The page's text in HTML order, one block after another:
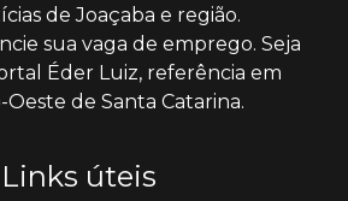
de Joaçaba e região.
sua vaga de emprego. Seja
Éder Luiz, referência em
de Santa Catarina.
Links úteis